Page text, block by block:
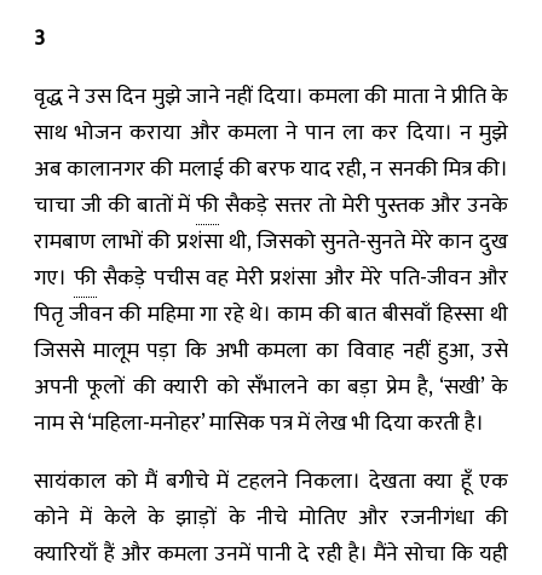
3
वृद्ध ने उस दिन मुझे जाने नहीं दिया। कमला की माता ने प्रीति के
साथ भोजन कराया और कमला ने पान ला कर दिया। न मुझे
अब कालानगर की मलाई की बरफ याद रही, न सनकी मित्र की।
चाचा जी की बातों मेंफीसैकड़े सत्तर तो मेरी पुस्तक और उनके
रामबाण लाभों की प्रशंसा थी, जिसको सुनते-सुनते मेरे कान दुख
गए। फीसैकड़े पचीस वह मेरी प्रशंसा और मेरे पति-जीवन और
पितृ जीवन की महिमा गा रहे थे। काम की बात बीसवाँ हिस्सा थी
जिससे मालूम पड़ा कि अभी कमला का विवाह नहीं हुआ, उसे
अपनी फूलों की क्यारी को सँभालने का बड़ा प्रेम है, ‘सखी’ के
नाम से ‘महिला-मनोहर’ मासिक पत्र में लेख भी दिया करती है।
सायंकाल को मैं बगीचे में टहलने निकला। देखता क्या हूँ एक
कोने में केले के झाड़ों के नीचे मोतिए और रजनीगंधा की
क्यारियाँ हैं और कमला उनमें पानी दे रही है। मैंने सोचा कि यही